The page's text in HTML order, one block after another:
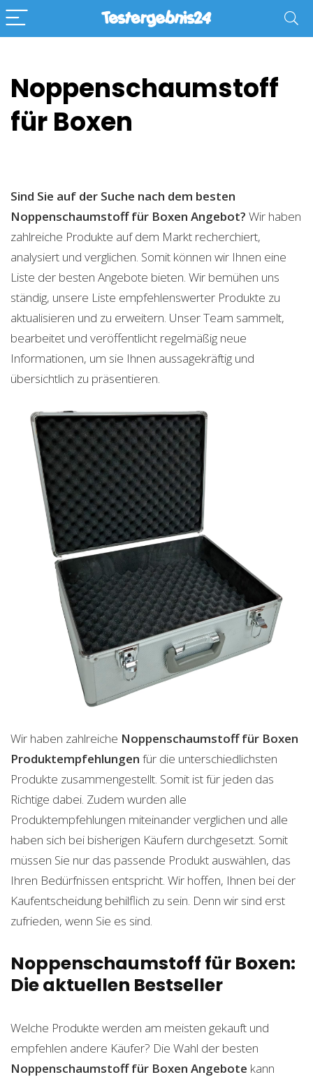
Noppenschaumstoff
für Boxen
Sind Sie auf der Suche nach dem besten
Noppenschaumstoff für Boxen Angebot? Wir haben
zahlreiche Produkte auf dem Markt recherchiert,
analysiert und verglichen. Somit können wir Ihnen eine
Liste der besten Angebote bieten. Wir bemühen uns
ständig, unsere Liste empfehlenswerter Produkte zu
aktualisieren und zu erweitern. Unser Team sammelt,
bearbeitet und veröffentlicht regelmäßig neue
Informationen, um sie Ihnen aussagekräftig und
übersichtlich zu präsentieren.
Wir haben zahlreiche Noppenschaumstoff für Boxen
Produktempfehlungen für die unterschiedlichsten
Produkte zusammengestellt. Somit ist für jeden das
Richtige dabei. Zudem wurden alle
Produktempfehlungen miteinander verglichen und alle
haben sich bei bisherigen Käufern durchgesetzt. Somit
müssen Sie nur das passende Produkt auswählen, das
Ihren Bedürfnissen entspricht. Wir hoffen, Ihnen bei der
Kaufentscheidung behilflich zu sein. Denn wir sind erst
zufrieden, wenn Sie es sind.
Noppenschaumstoff für Boxen:
Die aktuellen Bestseller
Welche Produkte werden am meisten gekauft und
empfehlen andere Käufer? Die Wahl der besten
Noppenschaumstoff für Boxen Angebote kann